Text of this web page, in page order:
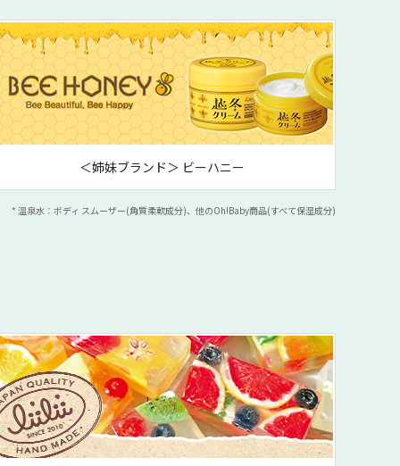
＜姉妹ブランド＞ ビーハニー
* 温泉水：ボディ スムーザー(角質柔軟成分)、他のOh!Baby商品(すべて保湿成分)